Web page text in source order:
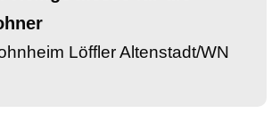
Löffler Altenstadt/WN